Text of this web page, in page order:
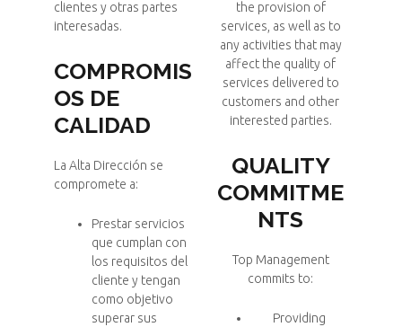
clientes y otras partes
interesadas.
COMPROMIS
OS DE
CALIDAD
La Alta Dirección se
compromete a:
Prestar servicios
que cumplan con
los requisitos del
cliente y tengan
como objetivo
superar sus
the provision of
services, as well as to
any activities that may
affect the quality of
services delivered to
customers and other
interested parties.
QUALITY
COMMITME
NTS
Top Management
commits to:
Providing